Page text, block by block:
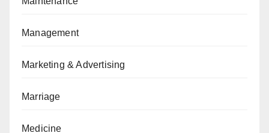
Management
Marketing & Advertising
Marriage
Medicine